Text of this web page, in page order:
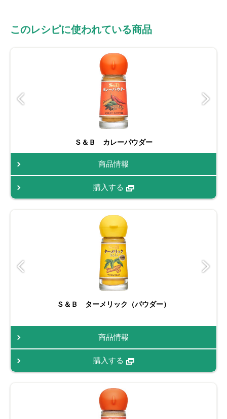
このレシピに使われている商品
Ｓ＆Ｂ カレーパウダー
商品情報
購入する
Ｓ＆Ｂ ターメリック（パウダー）
商品情報
購入する